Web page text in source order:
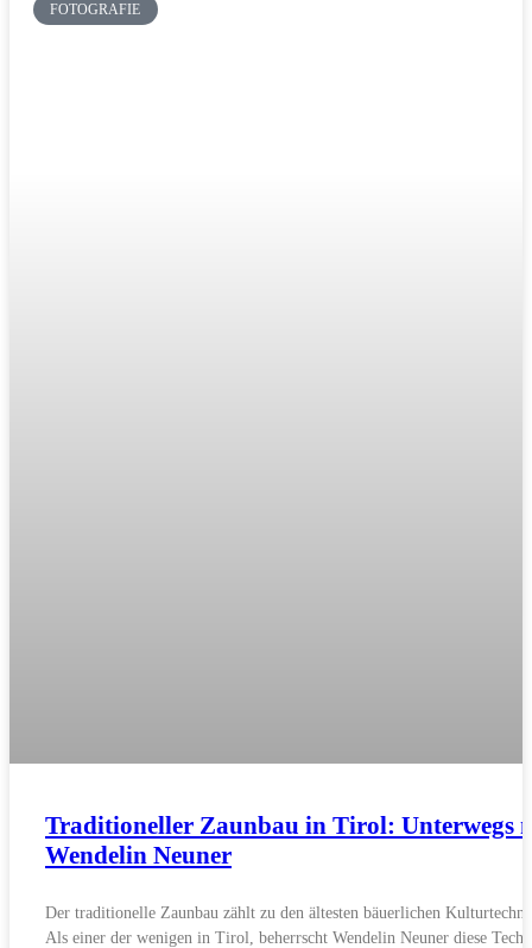
FOTOGRAFIE
Traditioneller Zaunbau in Tirol: Unterwegs
Wendelin Neuner
Der traditionelle Zaunbau zählt zu den ältesten bäuerlichen
Als einer der wenigen in Tirol, beherrscht Wendelin Neuner diese